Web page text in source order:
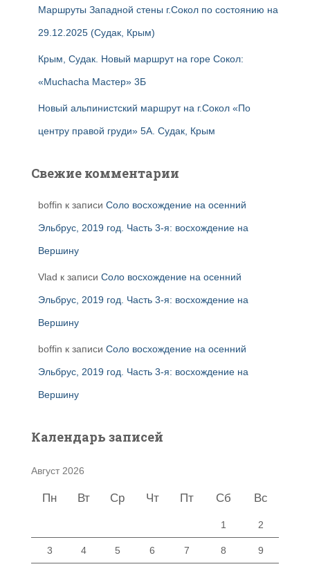
Маршруты Западной стены г.Сокол по состоянию на
29.12.2025 (Судак, Крым)
Крым, Судак. Новый маршрут на горе Сокол:
«Muchacha Мастер» 3Б
Новый альпинистский маршрут на г.Сокол «По
центру правой груди» 5А. Судак, Крым
Свежие комментарии
boffin к записи Соло восхождение на осенний
Эльбрус, 2019 год. Часть 3-я: восхождение на
Вершину
Vlad к записи Соло восхождение на осенний
Эльбрус, 2019 год. Часть 3-я: восхождение на
Вершину
boffin к записи Соло восхождение на осенний
Эльбрус, 2019 год. Часть 3-я: восхождение на
Вершину
Календарь записей
Август 2026
Пн Вт Ср Чт Пт Сб Вс
1 2
3 4 5 6 7 8 9